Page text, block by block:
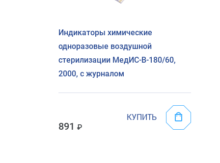
Индикаторы химические
одноразовые воздушной
стерилизации МедИС-В-180/60,
2000, с журналом
891
КУПИТЬ